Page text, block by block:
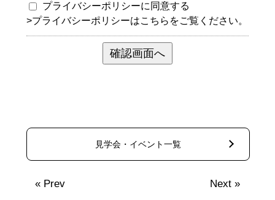
プライバシーポリシーに同意する
>プライバシーポリシーはこちらをご覧ください。
見学会・イベント一覧
« Prev Next»